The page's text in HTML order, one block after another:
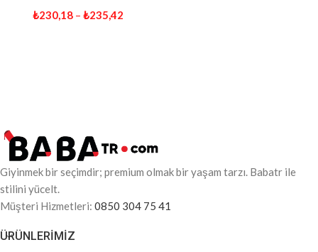
₺230,18 – ₺235,42
Giyinmek bir seçimdir; premium olmak bir yaşam tarzı. Babatr ile
stilini yücelt.
Müşteri Hizmetleri: 0850 304 75 41
ÜRÜNLERIMIZ